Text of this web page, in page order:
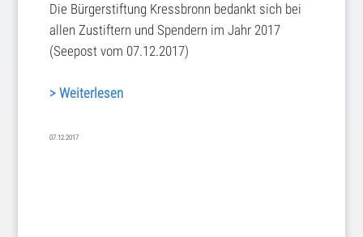
Die Bürgerstiftung Kressbronn bedankt sich bei
allen Zustiftern und Spendern im Jahr 2017
(Seepost vom 07.12.2017)
> Weiterlesen
07.12.2017